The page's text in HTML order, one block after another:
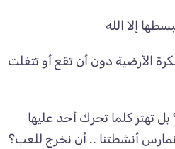
إلا الله
الأرضية دون أن تقع أو تتفلت
تهتز كلما تحرك أحد عليها
أنشطتنا .. أن نخرج للعب؟